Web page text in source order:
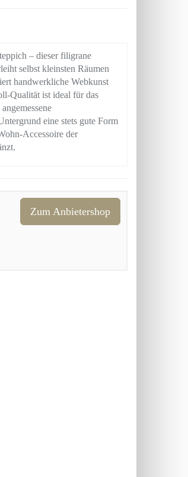
– dieser filigrane
selbst kleinsten Räumen
handwerkliche Webkunst
Qualität ist ideal für das
eine stets gute Form
Accessoire der
Zum Anbietershop